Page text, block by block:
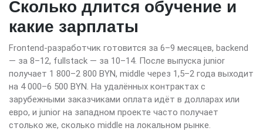
Сколько длится обучение и
какие зарплаты
Frontend-разработчик готовится за 6–9 месяцев, backend
— за 8–12, fullstack — за 10–14. После выпуска junior
получает 1 800–2 800 BYN, middle через 1,5–2 года выходит
на 4 000–6 500 BYN. На удалённых контрактах с
зарубежными заказчиками оплата идёт в долларах или
евро, и junior на западном проекте часто получает
столько же, сколько middle на локальном рынке.